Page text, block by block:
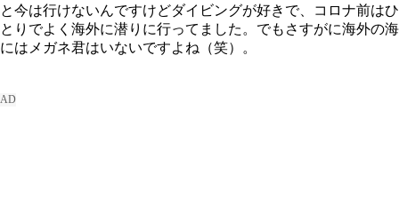
と今は行けないんですけどダイビングが好きで、コロナ前はひ
とりでよく海外に潜りに行ってました。でもさすがに海外の海
にはメガネ君はいないですよね（笑）。